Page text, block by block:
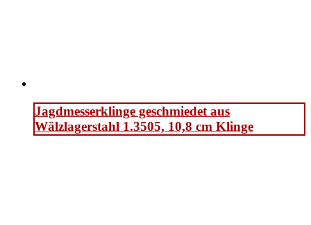
Jagdmesserklinge geschmiedet aus
Wälzlagerstahl 1.3505, 10,8 cm Klinge